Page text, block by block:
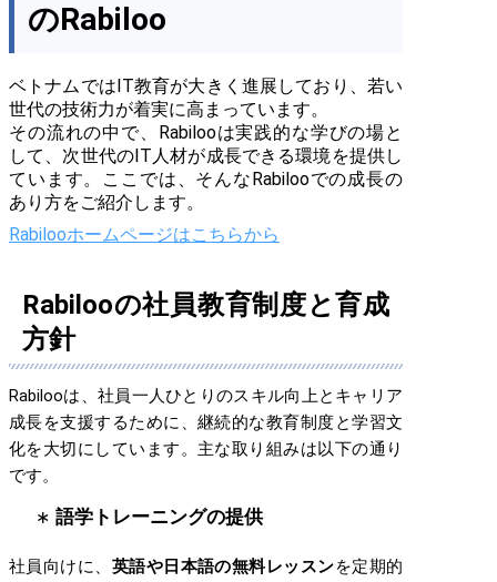
のRabiloo
ベトナムではIT教育が大きく進展しており、若い
世代の技術力が着実に高まっています。
その流れの中で、Rabilooは実践的な学びの場と
して、次世代のIT人材が成長できる環境を提供し
ています。ここでは、そんなRabilooでの成長の
あり方をご紹介します。
Rabilooホームページはこちらから
Rabilooの社員教育制度と育成
方針
Rabilooは、社員一人ひとりのスキル向上とキャリア
成長を支援するために、継続的な教育制度と学習文
化を大切にしています。主な取り組みは以下の通り
です。
語学トレーニングの提供
社員向けに、 英語や日本語の無料レッスンを定期的